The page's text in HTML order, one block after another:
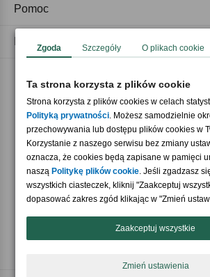
Akceptujemy płatności
Nasi partnerzy
Pomoc
Regulaminy
Zgoda Szczegóły O plikach cookie
Ta strona korzysta z plików cookie
Strona korzysta z plików cookies w celach
Polityką prywatności. Możesz samodzielnie
przechowywania lub dostępu plików cookies w
Korzystanie z naszego serwisu bez zmiany
oznacza, że cookies będą zapisane w pamięci
naszą Politykę plików cookie. Jeśli zgadzasz
wszystkich ciasteczek, kliknij "Zaakceptuj
dopasować zakres zgód klikając w "Zmień
Zaakceptuj wszystkie
Zmień ustawienia